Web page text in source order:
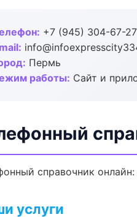
+7 (945) 304-67-27
Пермь
работы: Сайт и
справочник
услуги